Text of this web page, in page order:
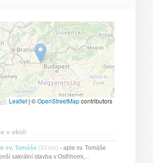
Leaflet | ©OpenStreetMapcontributors
v okolí
sv. Tomáše (33 km) - aple sv. Tomáše
sakrální stavba v Ostřihomi,...